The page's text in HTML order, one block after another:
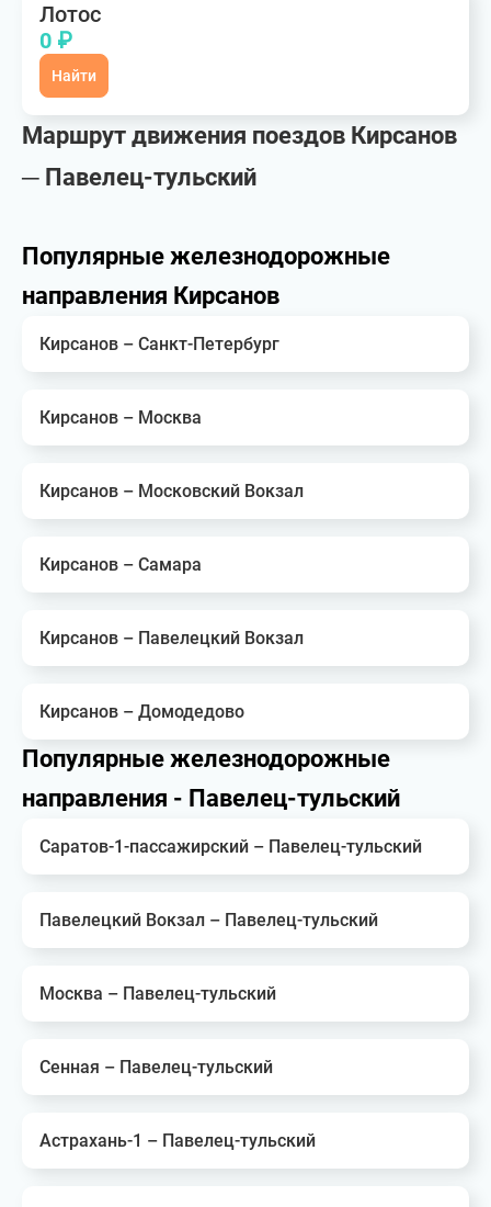
Лотос
0 ₽
Найти
Маршрут движения поездов Кирсанов
─ Павелец-тульский
Популярные железнодорожные
направления Кирсанов
Кирсанов – Санкт-Петербург
Кирсанов – Москва
Кирсанов – Московский Вокзал
Кирсанов – Самара
Кирсанов – Павелецкий Вокзал
Кирсанов – Домодедово
Популярные железнодорожные
направления - Павелец-тульский
Саратов-1-пассажирский – Павелец-тульский
Павелецкий Вокзал – Павелец-тульский
Москва – Павелец-тульский
Сенная – Павелец-тульский
Астрахань-1 – Павелец-тульский